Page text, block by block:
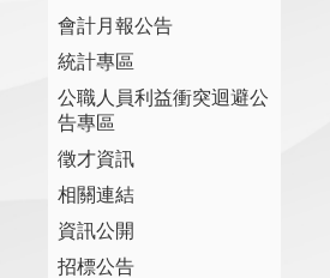
會計月報公告
統計專區
公職人員利益衝突迴避公
告專區
徵才資訊
相關連結
資訊公開
招標公告